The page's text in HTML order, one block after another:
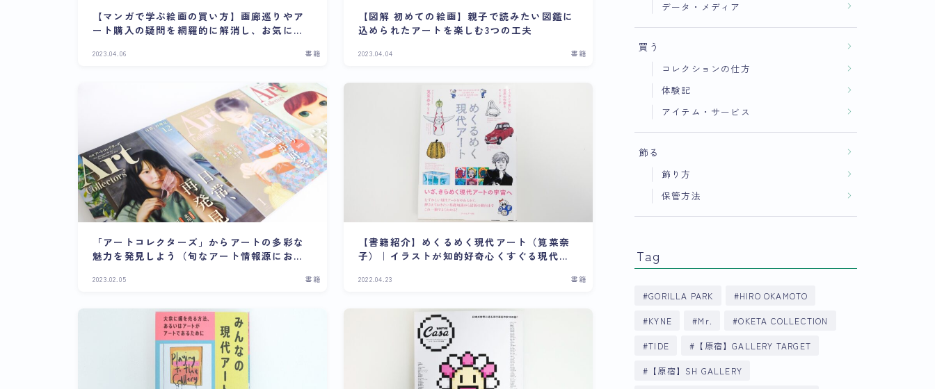
【マンガで学ぶ絵画の買い方】画廊巡りやア
ート購入の疑問を網羅的に解消し、お気に入
2023.04.06 書籍
【図解 初めての絵画】親子で読みたい図鑑に
込められたアートを楽しむ3つの工夫
2023.04.04 書籍
「アートコレクターズ」からアートの多彩な
魅力を発見しよう（旬なアート情報源におす
2023.02.05 書籍
【書籍紹介】めくるめく現代アート（筧菜奈
子）｜イラストが知的好奇心くすぐる現代ア
2022.04.23 書籍
データ・メディア
買う
コレクションの仕方
体験記
アイテム・サービス
飾る
飾り方
保管方法
Tag
GORILLA PARK HIRO OKAMOTO
KYNE Mr. OKETA COLLECTION
TIDE 【原宿】GALLERY TARGET
【原宿】SH GALLERY